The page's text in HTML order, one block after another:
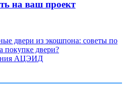
на ваш проект
двери из экошпона: советы по
покупке двери?
АЦЭИД